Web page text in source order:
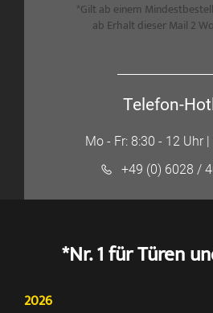
*Gilt ab einem
ab Erhalt dieser Mail 2
Telefon-
Mo - Fr: 8:30 - 12 Uhr
+49 (0) 6028 /
*Nr. 1 für Türen
2026